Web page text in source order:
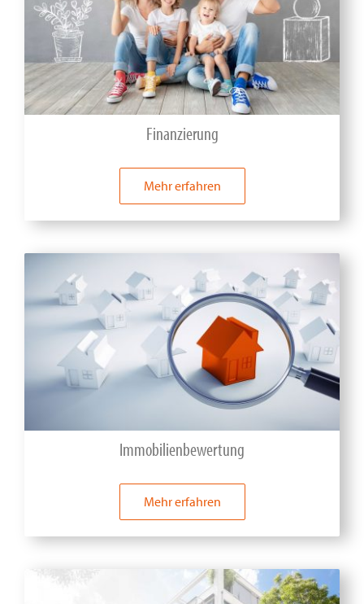
Finanzierung
Mehr erfahren
Immobilienbewertung
Mehr erfahren